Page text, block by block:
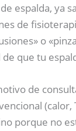
espalda, ya
de
o
que tu
de
(calor,
porque no